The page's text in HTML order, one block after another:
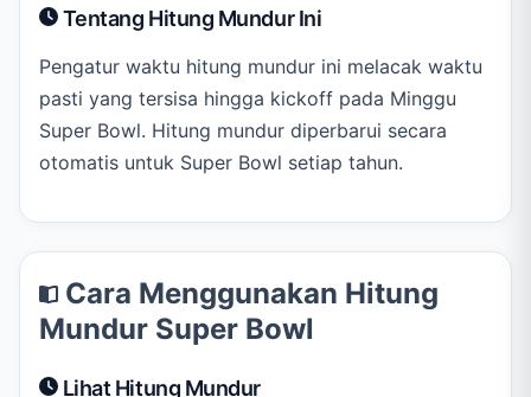
Tentang Hitung Mundur Ini
Pengatur waktu hitung mundur ini melacak waktu
pasti yang tersisa hingga kickoff pada Minggu
Super Bowl. Hitung mundur diperbarui secara
otomatis untuk Super Bowl setiap tahun.
Cara Menggunakan Hitung
Mundur Super Bowl
Lihat Hitung Mundur